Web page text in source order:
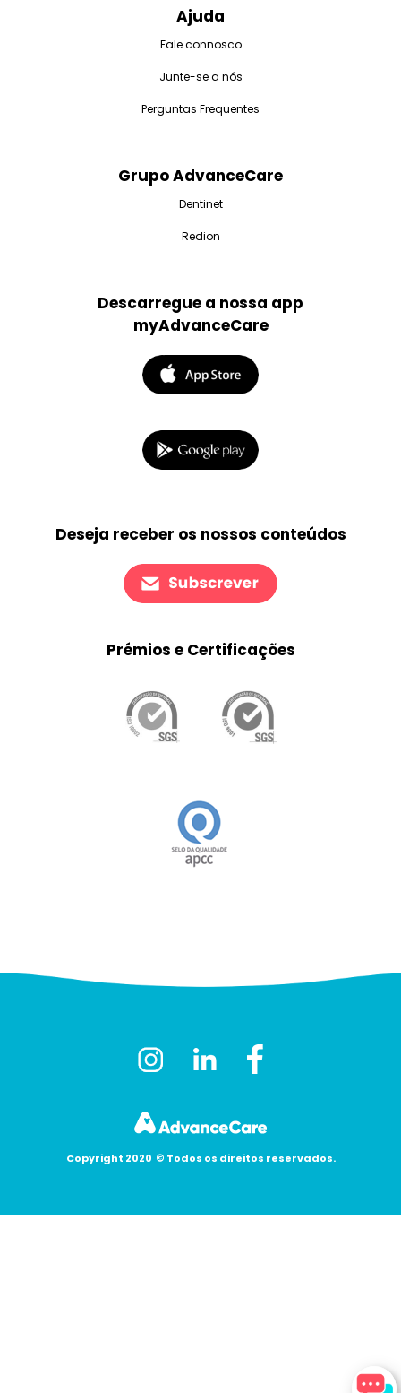
Ajuda
Fale connosco
Junte-se a nós
Perguntas Frequentes
Grupo AdvanceCare
Dentinet
Redion
Descarregue a nossa app
myAdvanceCare
Deseja receber os nossos conteúdos
Prémios e Certificações
Copyright 2020 © Todos os direitos reservados.